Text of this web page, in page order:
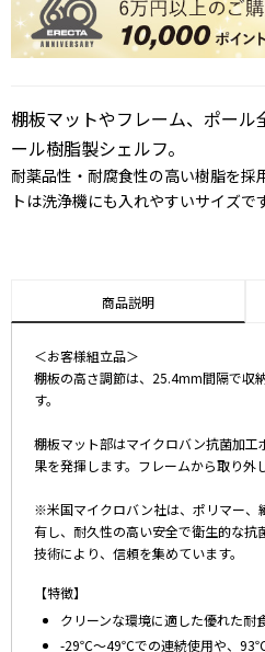
棚板マットやフレーム、ポー
ール樹脂製シェルフ。
耐薬品性・耐腐食性の高い樹脂を採
トは洗浄機にも入れやすいサイズで
商品説明
＜お客様組立品＞
棚板の高さ調節は、25.4mm間隔で収
す。
棚板マット部はマイクロバン抗菌加
果を発揮します。フレームから取り外
※米国マイクロバン社は、ポリマー、
有し、耐久性の高い安全で衛生的な抗
技術により、信頼を集めています。
【特徴】
クリーンな環境に適した優れた耐
-29℃～49℃での連続使用や、93℃